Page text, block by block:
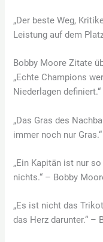
„Der beste Weg,
Leistung auf dem
Bobby Moore Zitate
„Echte Champions
Niederlagen
„Das Gras des
immer noch nur
„Ein Kapitän ist nur
nichts.“ – Bobby
„Es ist nicht das
das Herz darunter.“ –